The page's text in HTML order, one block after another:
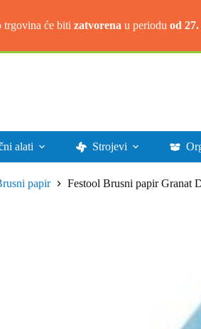
trgovina će biti zatvorena u periodu od
alati Strojevi
papir Festool Brusni papir Granat